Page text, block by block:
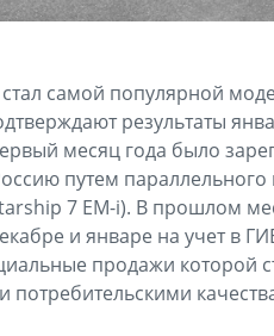
стал самой популярной
результаты
месяц года было
путем
7 EM-i). В прошлом
и январе на учет в
продажи которой